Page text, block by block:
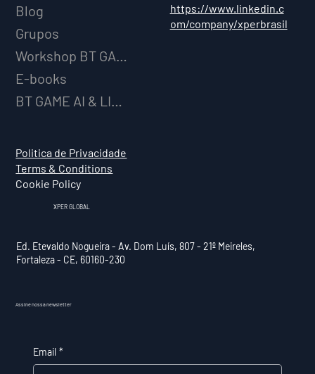
Blog
Grupos
E-books
Politica de Privacidade
Terms & Conditions
Cookie Policy
https://www.linkedin.c
om/company/xperbrasil
XPER GLOBAL
Ed. Etevaldo Nogueira - Av. Dom Luís, 807 - 21º Meireles,
Fortaleza - CE, 60160-230
Assine nossa newsletter
Email *